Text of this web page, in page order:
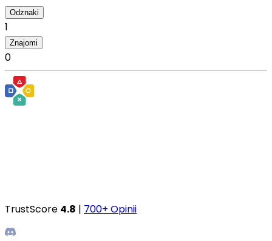
Odznaki
1
Znajomi
0
TrustScore 4.8 | 700+ Opinii